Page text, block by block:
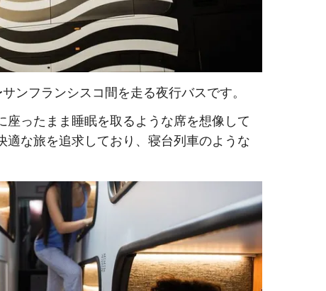
ンフランシスコ間を走る夜行バスです。
座ったまま睡眠を取るような席を想像して
適な旅を追求しており、寝台列車のような